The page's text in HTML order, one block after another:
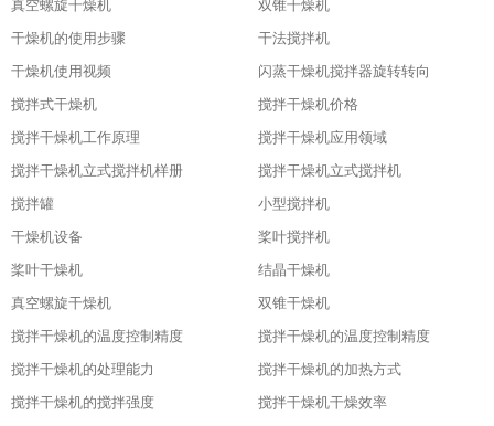
真空螺旋干燥机
双锥干燥机
干燥机的使用步骤
干法搅拌机
干燥机使用视频
闪蒸干燥机搅拌器旋转转向
搅拌式干燥机
搅拌干燥机价格
搅拌干燥机工作原理
搅拌干燥机应用领域
搅拌干燥机立式搅拌机样册
搅拌干燥机立式搅拌机
搅拌罐
小型搅拌机
干燥机设备
桨叶搅拌机
桨叶干燥机
结晶干燥机
真空螺旋干燥机
双锥干燥机
搅拌干燥机的温度控制精度
搅拌干燥机的温度控制精度
搅拌干燥机的处理能力
搅拌干燥机的加热方式
搅拌干燥机的搅拌强度
搅拌干燥机干燥效率